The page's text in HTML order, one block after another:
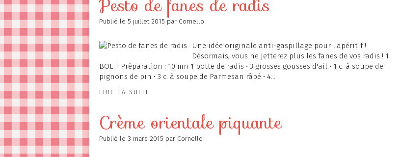
Pesto de fanes de radis
Publié le 5 juillet 2015 par Cornello
Une idée originale anti-gaspillage pour l'apéritif !
Désormais, vous ne jetterez plus les fanes de vos radis ! 1
BOL | Préparation : 10 mn 1 botte de radis • 3 grosses gousses d'ail • 1 c. à soupe de
pignons de pin • 3 c. à soupe de Parmesan râpé • 4...
LIRE LA SUITE
Crème orientale piquante
Publié le 3 mars 2015 par Cornello